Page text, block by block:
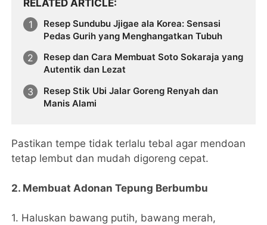
RELATED ARTICLE
Resep Sundubu Jjigae ala Korea: Sensasi
Pedas Gurih yang Menghangatkan Tubuh
Resep dan Cara Membuat Soto Sokaraja yang
Autentik dan Lezat
Resep Stik Ubi Jalar Goreng Renyah dan
Manis Alami
Pastikan tempe tidak terlalu tebal agar mendoan
tetap lembut dan mudah digoreng cepat.
2. Membuat Adonan Tepung Berbumbu
1. Haluskan bawang putih, bawang merah,